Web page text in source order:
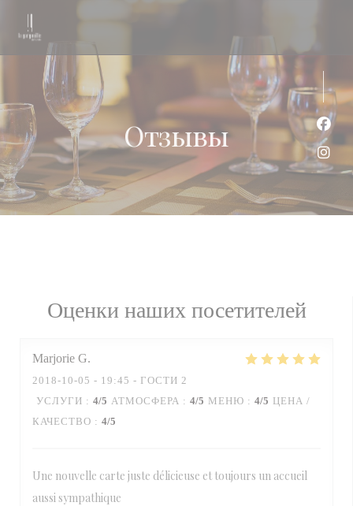
Панель управления cookies
Отзывы
Оценки наших посетителей
Marjorie G
2018-10-05 - 19:45 - ГОСТИ 2
УСЛУГИ : 4/5 АТМОСФЕРА : 4/5 МЕНЮ : 4/5 ЦЕНА /
КАЧЕСТВО : 4/5
Une nouvelle carte juste délicieuse et toujours un accueil
aussi sympathique